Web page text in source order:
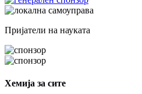
Пријатели на науката
Хемија за сите